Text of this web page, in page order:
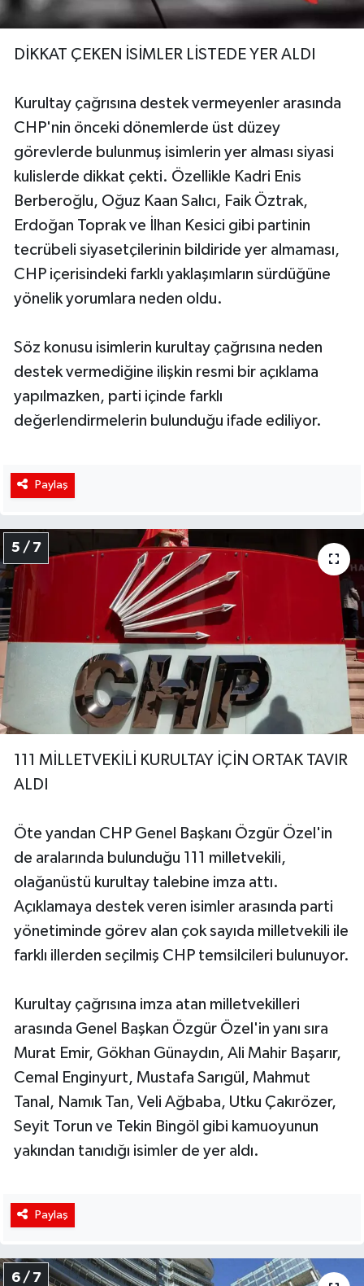
DİKKAT ÇEKEN İSİMLER LİSTEDE YER ALDI
Kurultay çağrısına destek vermeyenler arasında
CHP'nin önceki dönemlerde üst düzey
görevlerde bulunmuş isimlerin yer alması siyasi
kulislerde dikkat çekti. Özellikle Kadri Enis
Berberoğlu, Oğuz Kaan Salıcı, Faik Öztrak,
Erdoğan Toprak ve İlhan Kesici gibi partinin
tecrübeli siyasetçilerinin bildiride yer almaması,
CHP içerisindeki farklı yaklaşımların sürdüğüne
yönelik yorumlara neden oldu.
Söz konusu isimlerin kurultay çağrısına neden
destek vermediğine ilişkin resmi bir açıklama
yapılmazken, parti içinde farklı
değerlendirmelerin bulunduğu ifade ediliyor.
Paylaş
5 / 7
111 MİLLETVEKİLİ KURULTAY İÇİN ORTAK TAVIR
ALDI
Öte yandan CHP Genel Başkanı Özgür Özel'in
de aralarında bulunduğu 111 milletvekili,
olağanüstü kurultay talebine imza attı.
Açıklamaya destek veren isimler arasında parti
yönetiminde görev alan çok sayıda milletvekili ile
farklı illerden seçilmiş CHP temsilcileri bulunuyor.
Kurultay çağrısına imza atan milletvekilleri
arasında Genel Başkan Özgür Özel'in yanı sıra
Murat Emir, Gökhan Günaydın, Ali Mahir Başarır,
Cemal Enginyurt, Mustafa Sarıgül, Mahmut
Tanal, Namık Tan, Veli Ağbaba, Utku Çakırözer,
Seyit Torun ve Tekin Bingöl gibi kamuoyunun
yakından tanıdığı isimler de yer aldı.
Paylaş
6 / 7